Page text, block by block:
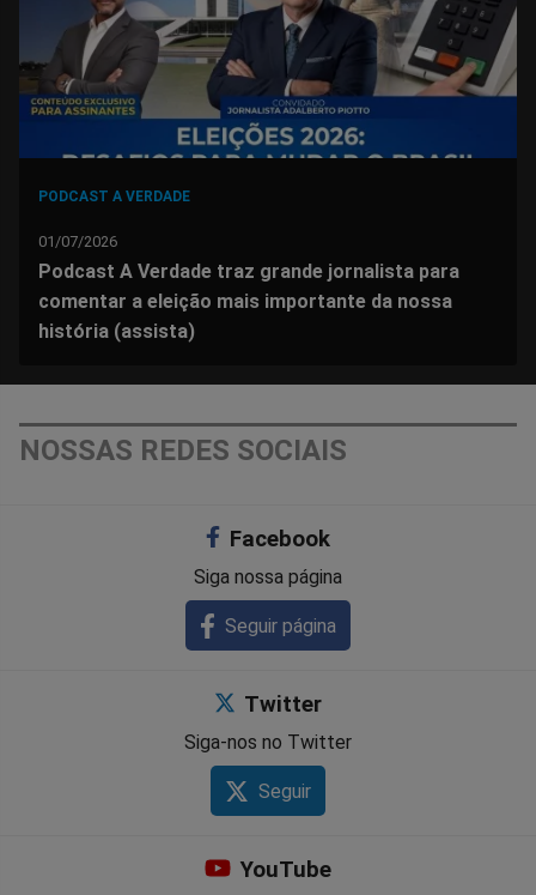
PODCAST A VERDADE
01/07/2026
Podcast A Verdade traz grande jornalista para
comentar a eleição mais importante da nossa
história (assista)
NOSSAS REDES SOCIAIS
Facebook
Siga nossa página
Seguir página
Twitter
Siga-nos no Twitter
Seguir
YouTube